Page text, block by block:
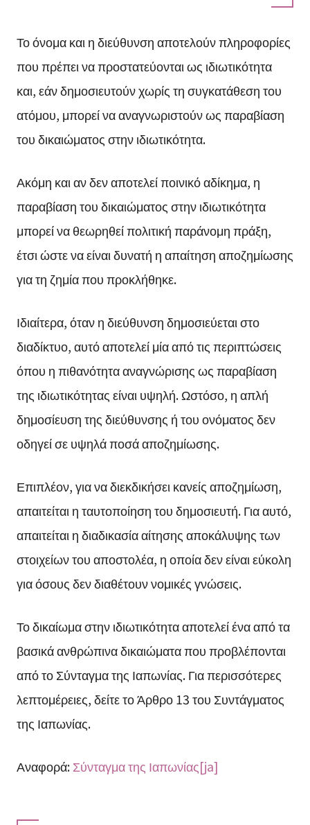
Το όνομα και η διεύθυνση αποτελούν πληροφορίες
που πρέπει να προστατεύονται ως ιδιωτικότητα
και, εάν δημοσιευτούν χωρίς τη συγκατάθεση του
ατόμου, μπορεί να αναγνωριστούν ως παραβίαση
του δικαιώματος στην ιδιωτικότητα.
Ακόμη και αν δεν αποτελεί ποινικό αδίκημα, η
παραβίαση του δικαιώματος στην ιδιωτικότητα
μπορεί να θεωρηθεί πολιτική παράνομη πράξη,
έτσι ώστε να είναι δυνατή η απαίτηση αποζημίωσης
για τη ζημία που προκλήθηκε.
Ιδιαίτερα, όταν η διεύθυνση δημοσιεύεται στο
διαδίκτυο, αυτό αποτελεί μία από τις περιπτώσεις
όπου η πιθανότητα αναγνώρισης ως παραβίαση
της ιδιωτικότητας είναι υψηλή. Ωστόσο, η απλή
δημοσίευση της διεύθυνσης ή του ονόματος δεν
οδηγεί σε υψηλά ποσά αποζημίωσης.
Επιπλέον, για να διεκδικήσει κανείς αποζημίωση,
απαιτείται η ταυτοποίηση του δημοσιευτή. Για αυτό,
απαιτείται η διαδικασία αίτησης αποκάλυψης των
στοιχείων του αποστολέα, η οποία δεν είναι εύκολη
για όσους δεν διαθέτουν νομικές γνώσεις.
Το δικαίωμα στην ιδιωτικότητα αποτελεί ένα από τα
βασικά ανθρώπινα δικαιώματα που προβλέπονται
από το Σύνταγμα της Ιαπωνίας. Για περισσότερες
λεπτομέρειες, δείτε το Άρθρο 13 του Συντάγματος
της Ιαπωνίας.
Αναφορά:Σύνταγμα της Ιαπωνίας[ja]